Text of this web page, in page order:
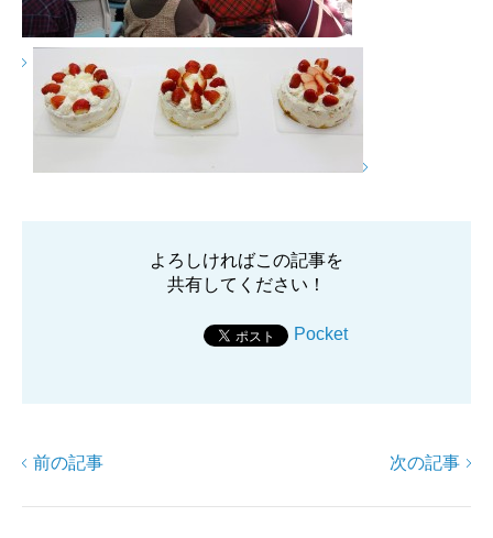
よろしければこの記事を
共有してください！
Pocket
前の記事 次の記事